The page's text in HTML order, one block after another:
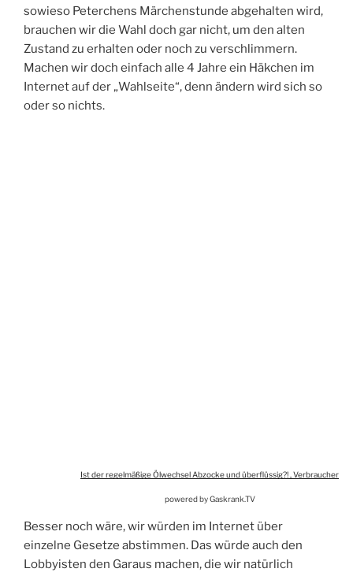
sowieso Peterchens Märchenstunde abgehalten wird,
brauchen wir die Wahl doch gar nicht, um den alten
Zustand zu erhalten oder noch zu verschlimmern.
Machen wir doch einfach alle 4 Jahre ein Häkchen im
Internet auf der „Wahlseite“, denn ändern wird sich so
oder so nichts.
Ist der regelmäßige Ölwechsel Abzocke und überflüssig?! , Verbraucher
powered by Gaskrank.TV
Besser noch wäre, wir würden im Internet über
einzelne Gesetze abstimmen. Das würde auch den
Lobbyisten den Garaus machen, die wir natürlich